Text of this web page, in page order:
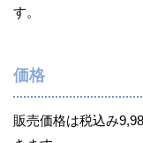
す。
価格
販売価格は税込み